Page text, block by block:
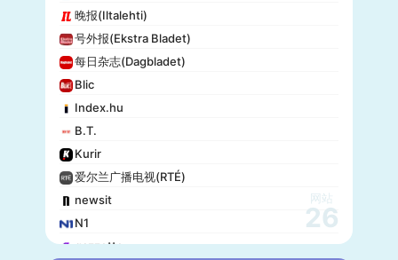
晚报(Iltalehti)
号外报(Ekstra Bladet)
每日杂志(Dagbladet)
Blic
Index.hu
B.T.
Kurir
爱尔兰广播电视(RTÉ)
newsit
N1
gazzetta
网站
26